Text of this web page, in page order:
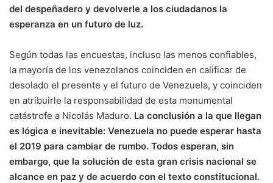
del despeñadero y devolverle a los ciudadanos la
esperanza en un futuro de luz.
Según todas las encuestas, incluso las menos confiables,
la mayoría de los venezolanos coinciden en calificar de
desolado el presente y el futuro de Venezuela, y coinciden
en atribuirle la responsabilidad de esta monumental
catástrofe a Nicolás Maduro. La conclusión a la que llegan
es lógica e inevitable: Venezuela no puede esperar hasta
el 2019 para cambiar de rumbo. Todos esperan, sin
embargo, que la solución de esta gran crisis nacional se
alcance en paz y de acuerdo con el texto constitucional.